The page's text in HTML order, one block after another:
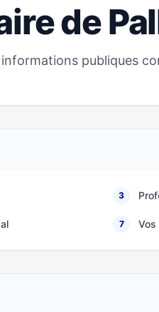
de
publiques
3
7 Vos